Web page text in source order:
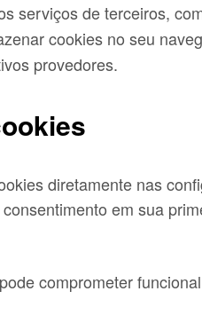
serviços de terceiros,
cookies no seu
provedores.
diretamente nas
em sua
comprometer